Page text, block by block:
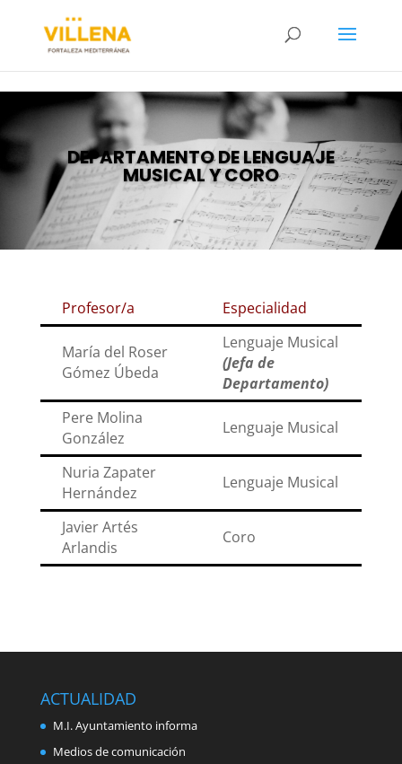
DEPARTAMENTO DE LENGUAJE
MUSICAL Y CORO
Profesor/a Especialidad
María del Roser
Gómez Úbeda
Lenguaje Musical
(Jefa de
Departamento)
Pere Molina
González
Lenguaje Musical
Nuria Zapater
Hernández
Lenguaje Musical
Javier Artés
Arlandis
Coro
ACTUALIDAD
M.I. Ayuntamiento informa
Medios de comunicación